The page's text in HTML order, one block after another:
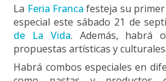
La Feria Franca festeja su
especial este sábado 21 de
de La Vida. Además, habrá
propuestas artísticas y culturales.
Habrá combos especiales en